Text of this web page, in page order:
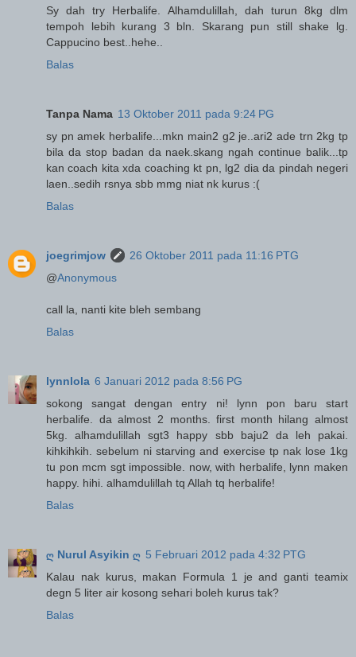
Sy dah try Herbalife. Alhamdulillah, dah turun 8kg dlm
tempoh lebih kurang 3 bln. Skarang pun still shake lg.
Cappucino best..hehe..
Balas
Tanpa Nama 13 Oktober 2011 pada 9:24 PG
sy pn amek herbalife...mkn main2 g2 je..ari2 ade trn 2kg tp
bila da stop badan da naek.skang ngah continue balik...tp
kan coach kita xda coaching kt pn, lg2 dia da pindah negeri
laen..sedih rsnya sbb mmg niat nk kurus :(
Balas
joegrimjow
26 Oktober 2011 pada 11:16 PTG
@Anonymous
call la, nanti kite bleh sembang
Balas
lynnlola 6 Januari 2012 pada 8:56 PG
sokong sangat dengan entry ni! lynn pon baru start
herbalife. da almost 2 months. first month hilang almost
5kg. alhamdulillah sgt3 happy sbb baju2 da leh pakai.
kihkihkih. sebelum ni starving and exercise tp nak lose 1kg
tu pon mcm sgt impossible. now, with herbalife, lynn maken
happy. hihi. alhamdulillah tq Allah tq herbalife!
Balas
ღ Nurul Asyikin ღ 5 Februari 2012 pada 4:32 PTG
Kalau nak kurus, makan Formula 1 je and ganti teamix
degn 5 liter air kosong sehari boleh kurus tak?
Balas